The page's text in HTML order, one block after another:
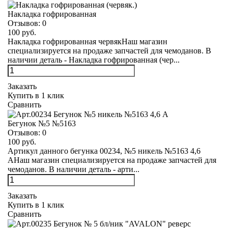
Накладка гофрированная
Отзывов: 0
100 руб.
Накладка гофрированная червякНаш магазин
специализируется на продаже запчастей для чемоданов. В
наличии деталь - Накладка гофрированная (чер...
Заказать
Купить в 1 клик
Сравнить
Бегунок №5 №5163
Отзывов: 0
100 руб.
Артикул данного бегунка 00234, №5 никель №5163 4,6
АНаш магазин специализируется на продаже запчастей для
чемоданов. В наличии деталь - арти...
Заказать
Купить в 1 клик
Сравнить